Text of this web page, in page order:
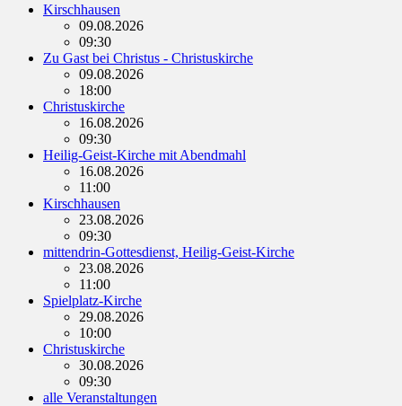
Kirschhausen
09.08.2026
09:30
Zu Gast bei Christus - Christuskirche
09.08.2026
18:00
Christuskirche
16.08.2026
09:30
Heilig-Geist-Kirche mit Abendmahl
16.08.2026
11:00
Kirschhausen
23.08.2026
09:30
mittendrin-Gottesdienst, Heilig-Geist-Kirche
23.08.2026
11:00
Spielplatz-Kirche
29.08.2026
10:00
Christuskirche
30.08.2026
09:30
alle Veranstaltungen